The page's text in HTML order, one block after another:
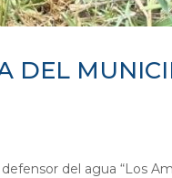
DEL
del agua “Los